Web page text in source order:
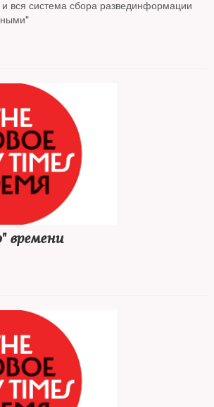
вся система сбора развединформации
времени